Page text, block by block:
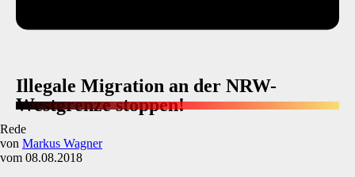
Illegale Migration an der NRW-
Westgrenze stoppen!
Rede
von Markus Wagner
vom 08.08.2018